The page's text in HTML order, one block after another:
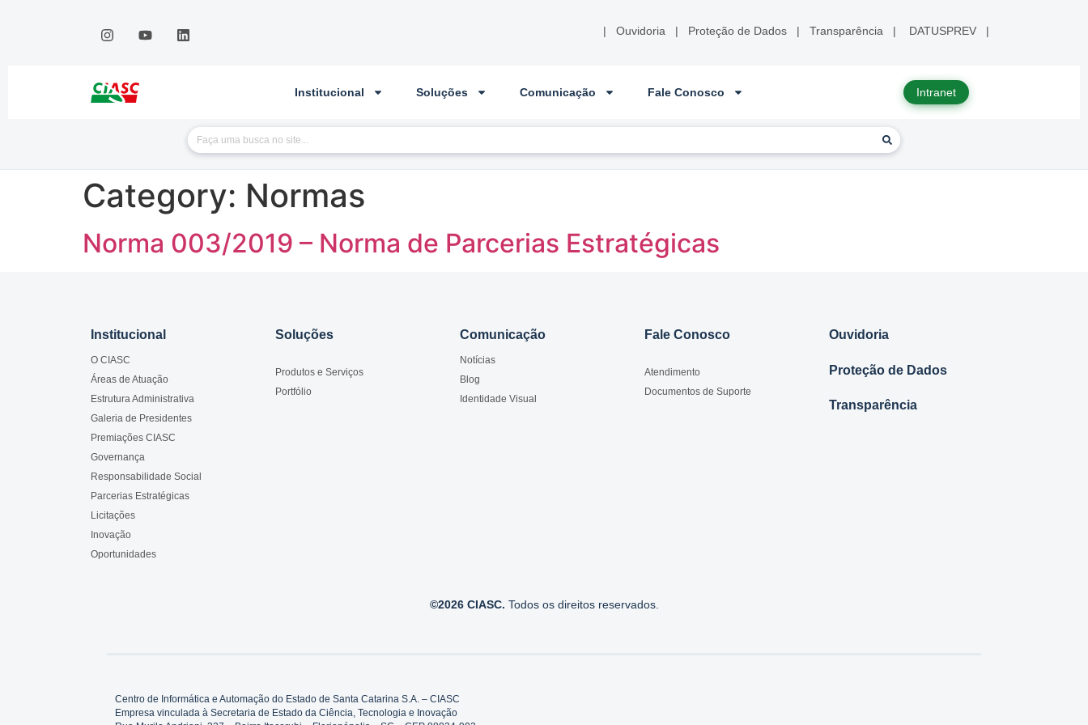
| Ouvidoria | Proteção de Dados | Transparência | DATUSPREV |
Institucional Soluções Comunicação Fale Conosco Intranet
Category: Normas
Norma 003/2019 – Norma de Parcerias Estratégicas
Institucional
O CIASC
Áreas de Atuação
Estrutura Administrativa
Galeria de Presidentes
Premiações CIASC
Governança
Responsabilidade Social
Parcerias Estratégicas
Licitações
Inovação
Oportunidades
Soluções
Produtos e Serviços
Portfólio
Comunicação
Notícias
Blog
Identidade Visual
Fale Conosco
Atendimento
Documentos de Suporte
Ouvidoria
Proteção de Dados
Transparência
©2026 CIASC. Todos os direitos reservados.
Centro de Informática e Automação do Estado de Santa Catarina S.A. – CIASC
Empresa vinculada à Secretaria de Estado da Ciência, Tecnologia e Inovação